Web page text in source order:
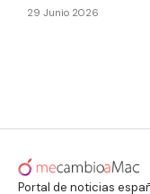
29 Junio 2026
Portal de noticias